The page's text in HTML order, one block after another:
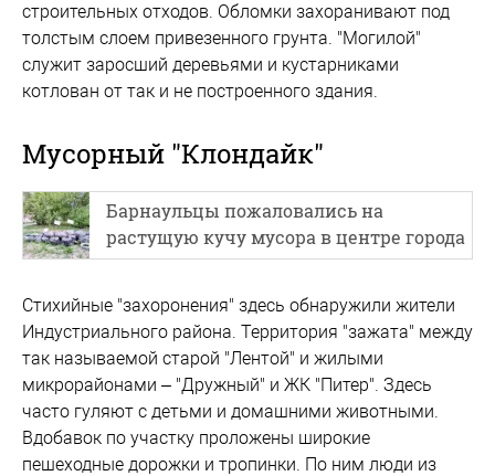
строительных отходов. Обломки захоранивают под
толстым слоем привезенного грунта. "Могилой"
служит заросший деревьями и кустарниками
котлован от так и не построенного здания.
Мусорный "Клондайк"
Барнаульцы пожаловались на
растущую кучу мусора в центре города
Стихийные "захоронения" здесь обнаружили жители
Индустриального района. Территория "зажата" между
так называемой старой "Лентой" и жилыми
микрорайонами – "Дружный" и ЖК "Питер". Здесь
часто гуляют с детьми и домашними животными.
Вдобавок по участку проложены широкие
пешеходные дорожки и тропинки. По ним люди из